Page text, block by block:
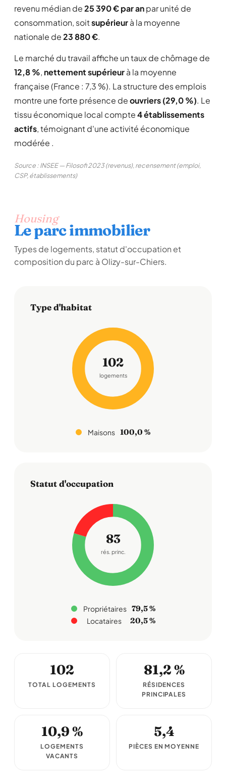
revenu médian de25 390 € par anpar unité de
consommation, soitsupérieurà la moyenne
nationale de23 880 €.
Le marché du travail affiche un taux de chômage de
12,8 %, nettement supérieurà la moyenne
française (France : 7,3 %). La structure des emplois
montre une forte présence deouvriers (29,0 %). Le
tissu économique local compte4 établissements
actifs, témoignant d'une activité économique
modérée .
Source : INSEE — Filosofi 2023 (revenus), recensement (emploi,
CSP, établissements)
Housing
Le parc immobilier
Types de logements, statut d'occupation et
composition du parc à Olizy-sur-Chiers.
Type d'habitat
102
logements
Maisons 100,0 %
Statut d'occupation
83
rés. princ.
Propriétaires 79,5 %
Locataires 20,5 %
102
TOTAL LOGEMENTS
81,2 %
RÉSIDENCES
PRINCIPALES
10,9 %
LOGEMENTS
VACANTS
5,4
PIÈCES EN MOYENNE